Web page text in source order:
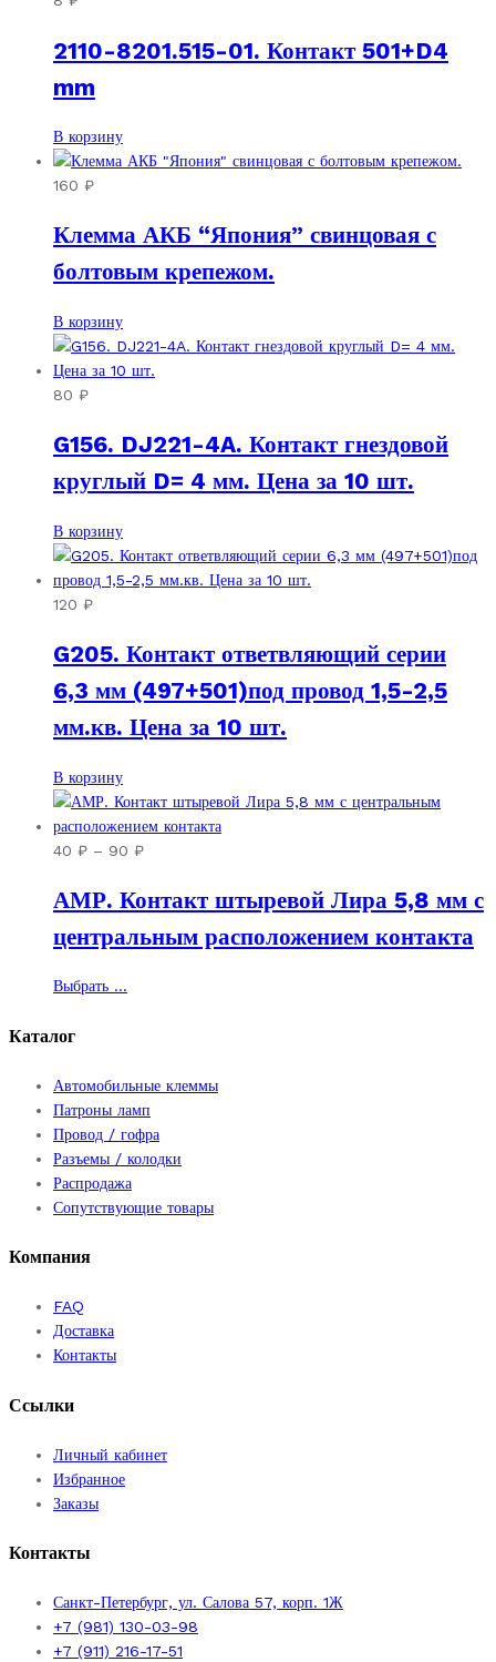
2110-8201.515-01. Контакт 501+D4
mm
В корзину
160 ₽
Клемма АКБ “Япония” свинцовая с
болтовым крепежом.
В корзину
80 ₽
G156. DJ221-4A. Контакт гнездовой
круглый D= 4 мм. Цена за 10 шт.
В корзину
120 ₽
G205. Контакт ответвляющий серии
6,3 мм (497+501)под провод 1,5-2,5
мм.кв. Цена за 10 шт.
В корзину
40 ₽ – 90 ₽Диапазон
40 ₽
90 ₽
АМР. Контакт штыревой Лира 5,8 мм с
центральным расположением контакта
Выбрать ...
вариаций.
Опции
можно
выбрать
на
странице
Каталог
Автомобильные клеммы
Патроны ламп
Провод / гофра
Разъемы / колодки
Распродажа
Сопутствующие товары
Компания
FAQ
Доставка
Контакты
Ссылки
Личный кабинет
Избранное
Заказы
Контакты
Санкт-Петербург, ул. Салова 57, корп. 1Ж
+7 (981) 130-03-98
+7 (911) 216-17-51